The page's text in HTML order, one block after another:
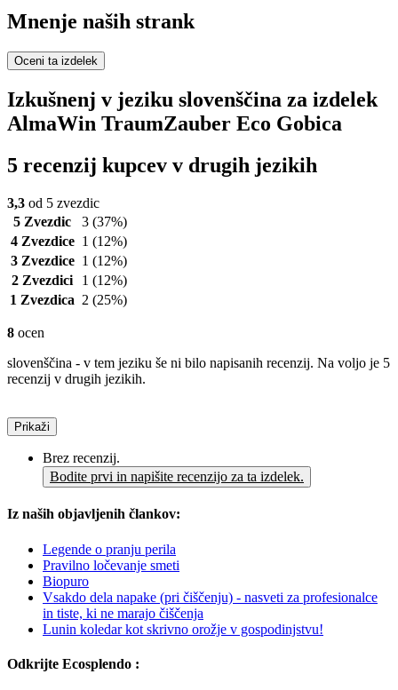
Mnenje naših strank
Oceni ta izdelek
Izkušnenj v jeziku slovenščina za izdelek
AlmaWin TraumZauber Eco Gobica
5 recenzij kupcev v drugih jezikih
3,3 od 5 zvezdic
5 Zvezdic
3 (37%)
4 Zvezdice 1 (12%)
3 Zvezdice 1 (12%)
2 Zvezdici
1 (12%)
1 Zvezdica 2 (25%)
8 ocen
slovenščina - v tem jeziku še ni bilo napisanih recenzij. Na voljo je 5
recenzij v drugih jezikih.
Prikaži
Brez recenzij.
Bodite prvi in napišite recenzijo za ta izdelek.
Iz naših objavljenih člankov:
Legende o pranju perila
Pravilno ločevanje smeti
Biopuro
Vsakdo dela napake (pri čiščenju) - nasveti za profesionalce
in tiste, ki ne marajo čiščenja
Lunin koledar kot skrivno orožje v gospodinjstvu!
Odkrijte Ecosplendo :